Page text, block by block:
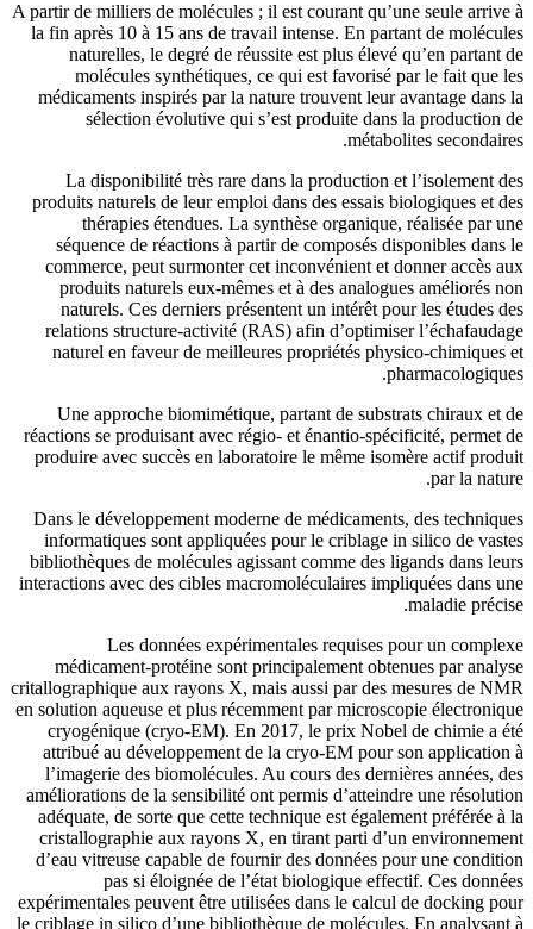
A partir de milliers de molécules ; il
la fin après 10 à 15 ans de
naturelles, le degré de
molécules synthétiques, ce
médicaments inspirés par la
sélection évolutive qui
La disponibilité très rare
produits naturels de leur emploi
thérapies étendues. La
séquence de réactions à partir
commerce, peut surmonter cet
produits naturels eux-mêmes
naturels. Ces derniers
relations structure-activité
naturel en faveur de
Une approche biomimétique,
réactions se produisant avec
produire avec succès en
Dans le développement
informatiques sont appliquées
bibliothèques de molécules
interactions avec des cibles
Les données
médicament-protéine sont
critallographique aux rayons X,
en solution aqueuse et plus
cryogénique (cryo-EM). En
attribué au développement de
l’imagerie des biomolécules.
améliorations de la sensibilité ont
adéquate, de sorte que cette
cristallographie aux rayons X,
d’eau vitreuse capable de
pas si éloignée de
expérimentales peuvent être
le criblage in silico d’une